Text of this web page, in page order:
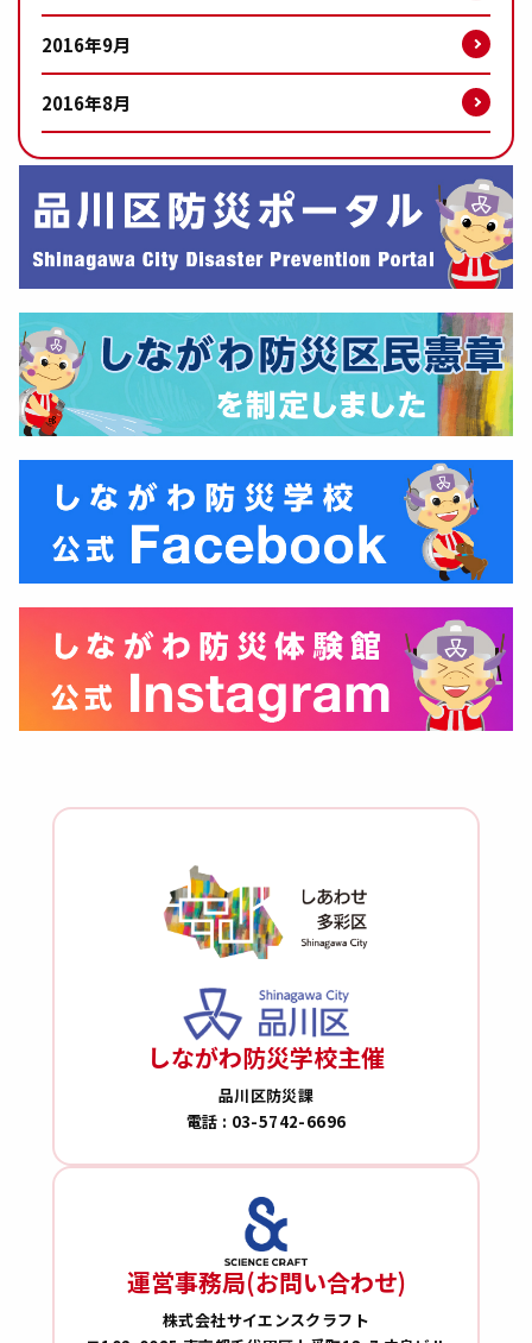
2016年9月
2016年8月
しながわ防災学校主催
品川区防災課
電話 : 03-5742-6696
運営事務局(お問い合わせ)
株式会社サイエンスクラフト